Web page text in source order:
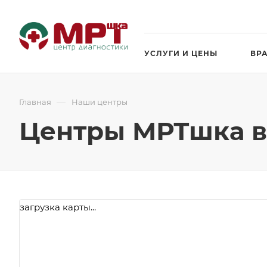
УСЛУГИ И ЦЕНЫ
Главная — Наши центры
Центры МРТшка в
загрузка карты...